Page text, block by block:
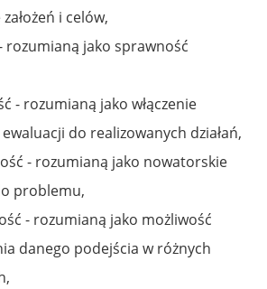
i celów,
rozumianą jako sprawność
- rozumianą jako włączenie
do realizowanych działań,
- rozumianą jako nowatorskie
problemu,
- rozumianą jako możliwość
danego podejścia w różnych